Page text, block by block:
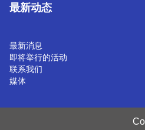
最新动态
最新消息
即将举行的活动
联系我们
媒体